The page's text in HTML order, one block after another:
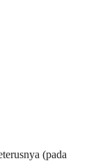
(pada